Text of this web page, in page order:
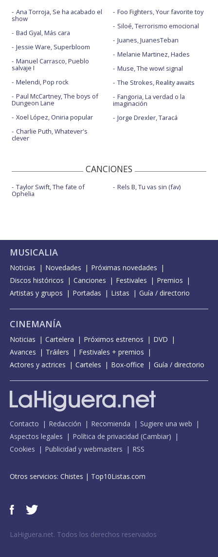
Ana Torroja, Se ha acabado el
show
Bad Gyal, Más cara
Jessie Ware, Superbloom
Manuel Carrasco, Pueblo
salvaje I
Melendi, Pop rock
Paul McCartney, The boys of
Dungeon Lane
Xoel López, Oniria popular
Charlie Puth, Whatever's
clever
Foo Fighters, Your favorite toy
Siloé, Terrorismo emocional
Juanes, JuanesTeban
Melanie Martinez, Hades
Muse, The wow! signal
The Strokes, Reality awaits
Fangoria, La verdad o la
imaginación
Jorge Drexler, Taracá
CANCIONES
Taylor Swift, The fate of
Ophelia
Rels B, Tu vas sin (fav)
MUSICALIA
Noticias Novedades
Próximas novedades
Discos históricos
Canciones Festivales
Premios
Artistas y grupos
Portadas Listas Guía / directorio
CINEMANÍA
Noticias Cartelera Próximos estrenos
DVD
Avances
Tráilers
Festivales + premios
Actores y actrices
Carteles Box-office Guía / directorio
Contacto Redacción Recomienda
Sugiere una web
Aspectos legales
Política de privacidad (Cambiar)
Cookies
Publicidad y webmasters RSS
Otros servicios: Chistes | Top10Listas.com
LaHiguera.net. Todos los derechos reservados